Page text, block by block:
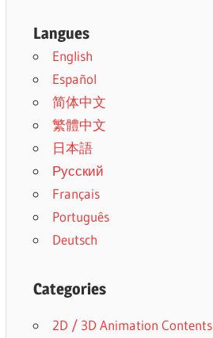
Langues
English
Español
简体中文
繁體中文
日本語
Русский
Français
Português
Deutsch
Categories
2D / 3D Animation Contents